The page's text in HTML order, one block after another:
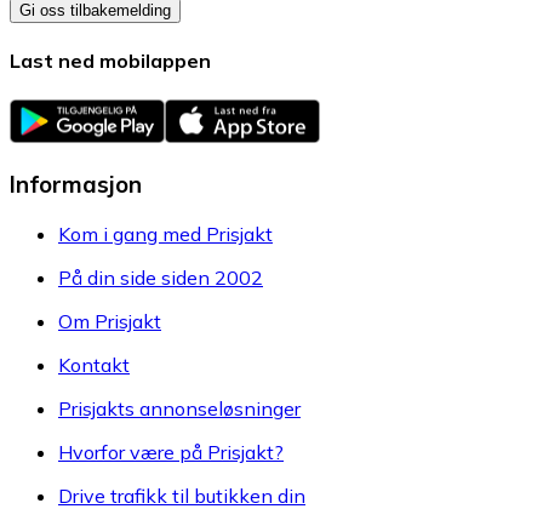
Gi oss tilbakemelding
Last ned mobilappen
Informasjon
Kom i gang med Prisjakt
På din side siden 2002
Om Prisjakt
Kontakt
Prisjakts annonseløsninger
Hvorfor være på Prisjakt?
Drive trafikk til butikken din